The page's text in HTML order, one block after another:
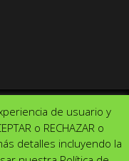
reservados. Diseño de
de usuario y
o RECHAZAR o
detalles incluyendo la